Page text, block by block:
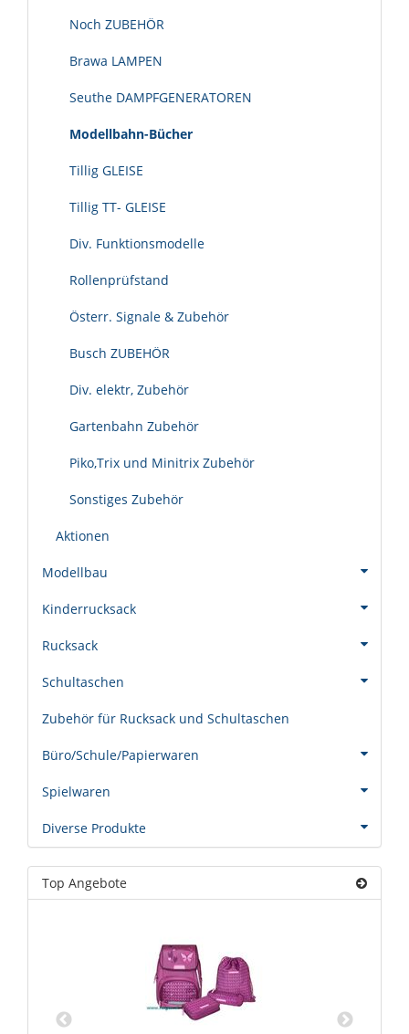
Noch ZUBEHÖR
Brawa LAMPEN
Seuthe DAMPFGENERATOREN
Modellbahn-Bücher
Tillig GLEISE
Tillig TT- GLEISE
Div. Funktionsmodelle
Rollenprüfstand
Österr. Signale & Zubehör
Busch ZUBEHÖR
Div. elektr, Zubehör
Gartenbahn Zubehör
Piko,Trix und Minitrix Zubehör
Sonstiges Zubehör
Aktionen
Modellbau
Kinderrucksack
Rucksack
Schultaschen
Zubehör für Rucksack und Schultaschen
Büro/Schule/Papierwaren
Spielwaren
Diverse Produkte
Top Angebote